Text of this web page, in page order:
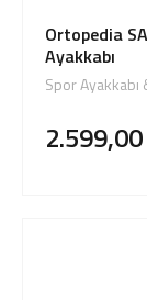
Ortopedia
Ayakkabı
Spor
2.599,00